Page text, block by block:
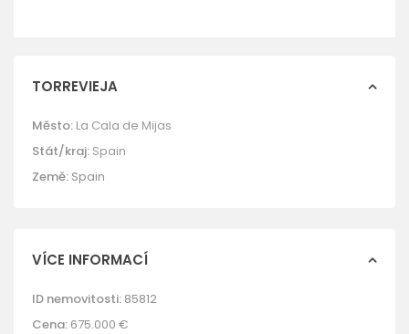
TORREVIEJA
Město: La Cala de Mijas
Stát/kraj: Spain
Země: Spain
VÍCE INFORMACÍ
ID nemovitosti: 85812
Cena: 675.000 €